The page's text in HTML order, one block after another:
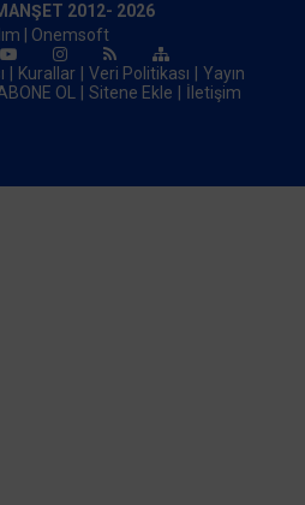
2012- 2026
| Onemsoft
Kurallar Veri Politikası
Yayın
OL Sitene Ekle İletişim